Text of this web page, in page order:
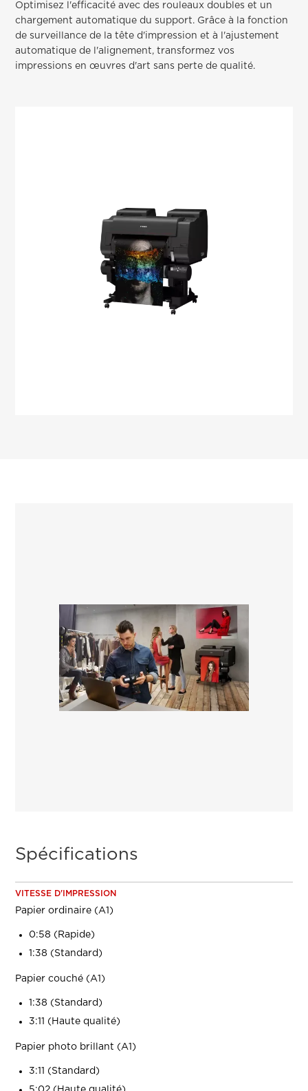
Optimisez l'efficacité avec des rouleaux doubles et un
chargement automatique du support. Grâce à la fonction
de surveillance de la tête d'impression et à l'ajustement
automatique de l'alignement, transformez vos
impressions en œuvres d'art sans perte de qualité.
Spécifications
VITESSE D'IMPRESSION
Papier ordinaire (A1)
0:58 (Rapide)
1:38 (Standard)
Papier couché (A1)
1:38 (Standard)
3:11 (Haute qualité)
Papier photo brillant (A1)
3:11 (Standard)